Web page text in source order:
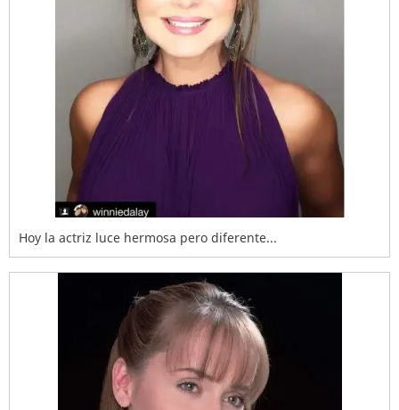
Hoy la actriz luce hermosa pero diferente...